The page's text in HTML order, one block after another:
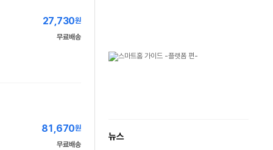
27,730원
무료배송
81,670원
무료배송
뉴스